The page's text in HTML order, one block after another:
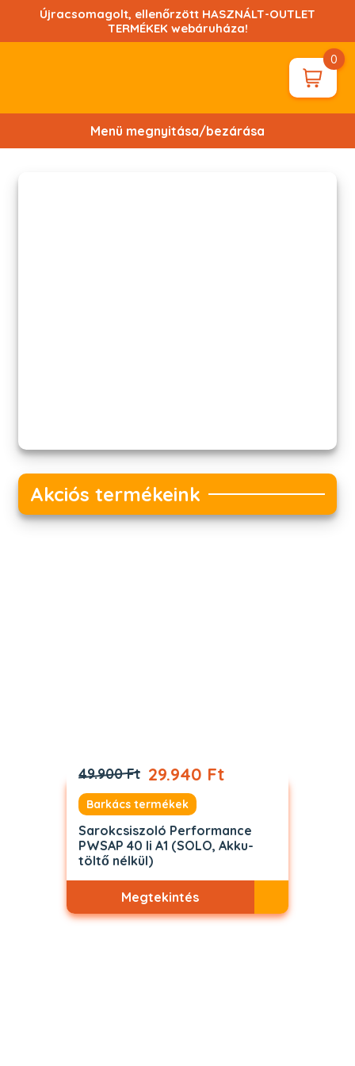
tartalomhoz!
Újracsomagolt, ellenőrzött HASZNÁLT-OUTLET
TERMÉKEK webáruháza!
0
Menü megnyitása/bezárása
Akciós termékeink
49.900 Ft 29.940 Ft
Barkács termékek
Sarokcsiszoló Performance
PWSAP 40 li A1 (SOLO, Akku-
töltő nélkül)
Megtekintés